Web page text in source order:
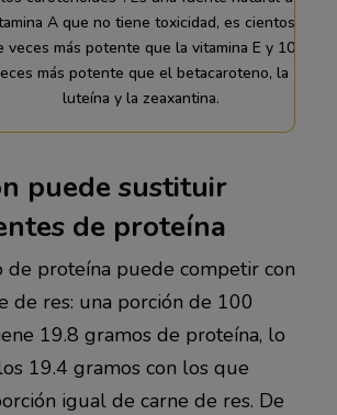
A que no tiene toxicidad, es cientos
veces más potente que la vitamina E y 10
más potente que el betacaroteno, la
luteína y la zeaxantina.
puede sustituir
de proteína
de proteína puede competir con
de res: una porción de 100
19.8 gramos de proteína, lo
19.4 gramos con los que
igual de carne de res. De